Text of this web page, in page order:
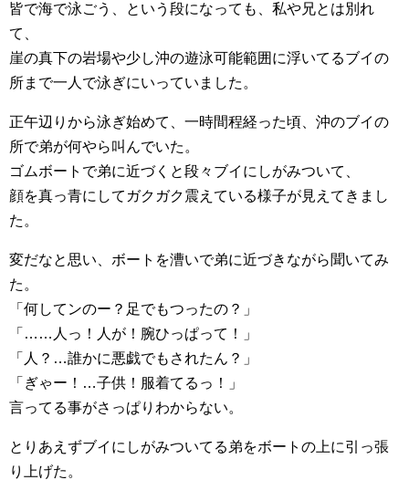
皆で海で泳ごう、という段になっても、私や兄とは別れ
て、
崖の真下の岩場や少し沖の遊泳可能範囲に浮いてるブイの
所まで一人で泳ぎにいっていました。
正午辺りから泳ぎ始めて、一時間程経った頃、沖のブイの
所で弟が何やら叫んでいた。
ゴムボートで弟に近づくと段々ブイにしがみついて、
顔を真っ青にしてガクガク震えている様子が見えてきまし
た。
変だなと思い、ボートを漕いで弟に近づきながら聞いてみ
た。
「何してンのー？足でもつったの？」
「……人っ！人が！腕ひっぱって！」
「人？…誰かに悪戯でもされたん？」
「ぎゃー！…子供！服着てるっ！」
言ってる事がさっぱりわからない。
とりあえずブイにしがみついてる弟をボートの上に引っ張
り上げた。